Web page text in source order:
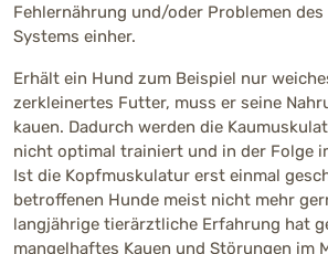
Fehlernährung und/oder Problemen
Systems einher.
Erhält ein Hund zum Beispiel nur
zerkleinertes Futter, muss er seine
kauen. Dadurch werden die
nicht optimal trainiert und in der Folge
Ist die Kopfmuskulatur erst einmal
betroffenen Hunde meist nicht mehr
langjährige tierärztliche Erfahrung hat
mangelhaftes Kauen und Störungen im